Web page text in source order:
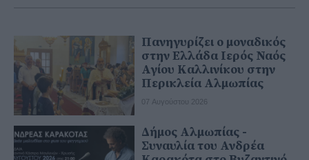
Πανηγυρίζει ο μοναδικός
στην Ελλάδα Ιερός Ναός
Αγίου Καλλινίκου στην
Περικλεία Αλμωπίας
07 Αυγούστου 2026
Δήμος Αλμωπίας -
Συναυλία του Ανδρέα